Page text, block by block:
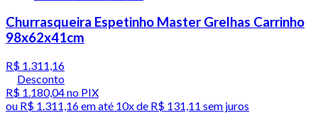
Churrasqueira Espetinho Master Grelhas Carrinho
98x62x41cm
R$ 1.311,16
Desconto
R$ 1.180,04no PIX
ou R$ 1.311,16em até 10x de R$ 131,11 sem juros